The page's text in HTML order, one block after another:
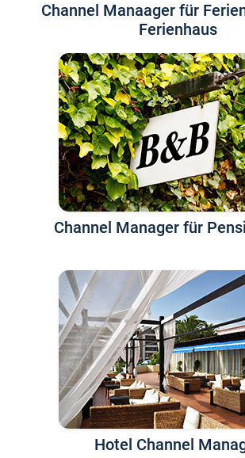
Channel Manaager für
Ferienhaus
Channel Manager für
Hotel Channel